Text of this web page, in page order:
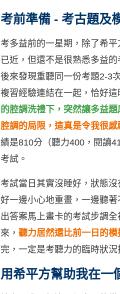
考前準備 - 考古題及
考多益前的一星期，除了希
已近，但還不是很熟悉多益
後來發現重聽同一份考題2-3
複習經驗連結在一起，恰好這
的腔調洗禮下，突然讓多益
腔調的局限，這真是令我很
績是810分（聽力400，閱讀
考試。
考試當日其實沒睡好，狀態
好一邊小心地重畫，一邊聽
出答案馬上畫卡的考試步調
來， 聽力居然還比前一日的
完，一定是考聽力的臨時狀
用希平方幫助我在一